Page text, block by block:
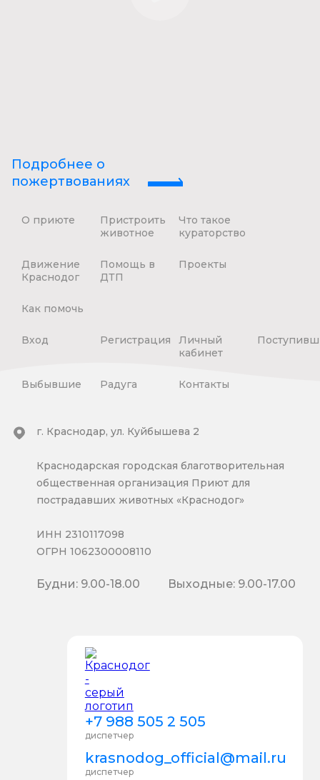
Подробнее о
пожертвованиях
О приюте
Пристроить
животное
Что такое
кураторство
Движение
Краснодог
Помощь в
ДТП
Проекты
Как помочь
Вход Регистрация
Личный
кабинет
Выбывшие Радуга Контакты
+7 988 505 2 505
диспетчер
krasnodog_official@mail.ru
диспетчер
г. Краснодар, ул. Куйбышева 2
Краснодарская городская благотворительная
общественная организация Приют для
пострадавших животных «Краснодог»
ИНН 2310117098
ОГРН 1062300008110
Будни: 9.00-18.00 Выходные: 9.00-17.00